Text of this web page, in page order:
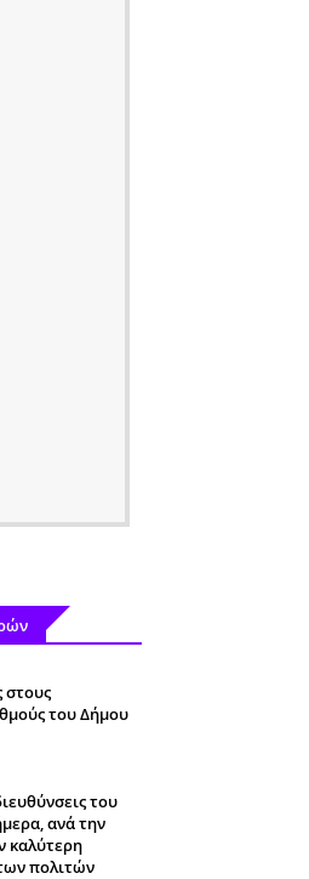
στους
του Δήμου
του
ανά την
καλύτερη
πολιτών